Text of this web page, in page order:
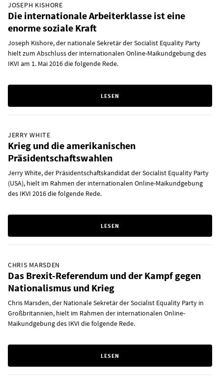
JOSEPH KISHORE
Die internationale Arbeiterklasse ist eine
enorme soziale Kraft
Joseph Kishore, der nationale Sekretär der Socialist Equality Party
hielt zum Abschluss der internationalen Online-Maikundgebung des
IKVI am 1. Mai 2016 die folgende Rede.
LESEN
JERRY WHITE
Krieg und die amerikanischen
Präsidentschaftswahlen
Jerry White, der Präsidentschaftskandidat der Socialist Equality Party
(USA), hielt im Rahmen der internationalen Online-Maikundgebung
des IKVI 2016 die folgende Rede.
LESEN
CHRIS MARSDEN
Das Brexit-Referendum und der Kampf gegen
Nationalismus und Krieg
Chris Marsden, der Nationale Sekretär der Socialist Equality Party in
Großbritannien, hielt im Rahmen der internationalen Online-
Maikundgebung des IKVI die folgende Rede.
LESEN